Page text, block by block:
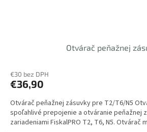
Otvárač peňažnej
€30 bez DPH
€36,90
Otvárač peňažnej zásuvky pre T2/T6/N5
spoľahlivé prepojenie a otváranie peňažnej
zariadeniami FiskalPRO T2, T6, N5. Otvárač